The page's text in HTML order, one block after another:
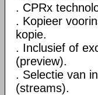
. CPRx
. Kopieer
kopie.
. Inclusief of
(preview).
. Selectie van
(streams).